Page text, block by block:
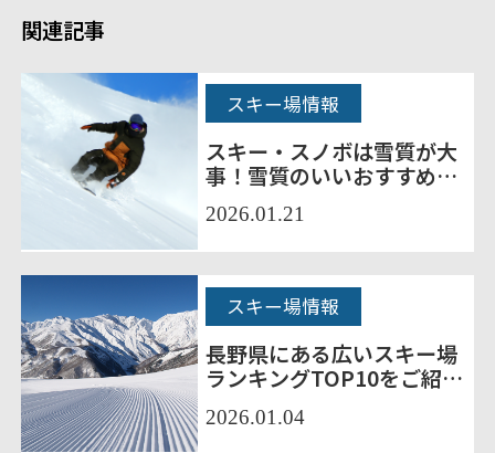
関連記事
スキー・スノボは雪質が大
事！雪質のいいおすすめの
スキー場10選をご紹介！
スキー場情報
2026.01.21
長野県にある広いスキー場
ランキングTOP10をご紹
介！
スキー場情報
2026.01.04